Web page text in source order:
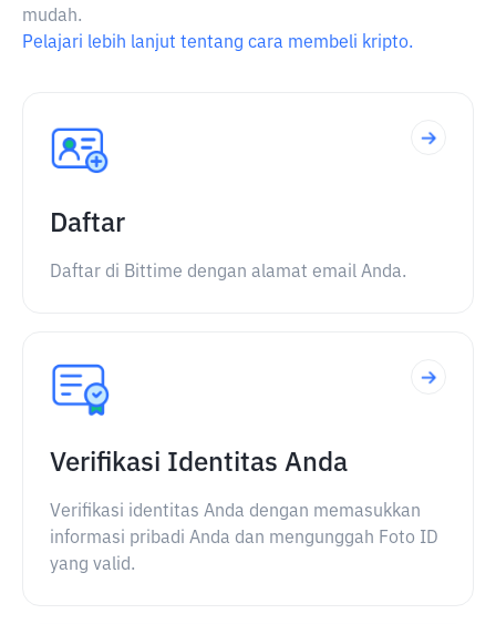
mudah.
Pelajari lebih lanjut tentang cara membeli kripto.
Daftar
Daftar di Bittime dengan alamat email Anda.
Verifikasi Identitas Anda
Verifikasi identitas Anda dengan memasukkan
informasi pribadi Anda dan mengunggah Foto ID
yang valid.